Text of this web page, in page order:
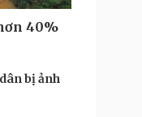
40%
bị ảnh